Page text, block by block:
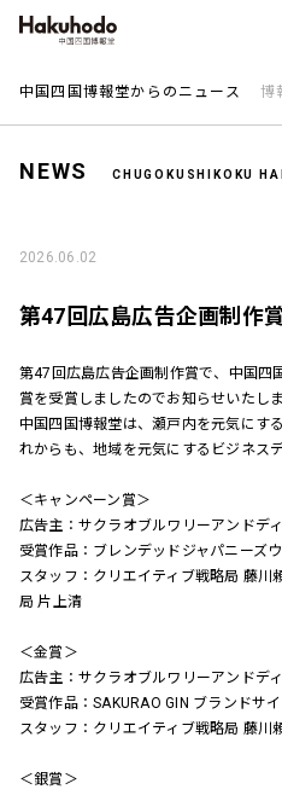
中国四国博報堂からのニュース 博
NEWS CHUGOKUSHIKOKU
2026.06.02
第47回広島広告企画制作
第47回広島広告企画制作賞で、中国四
賞を受賞しましたのでお知らせいたしま
中国四国博報堂は、瀬戸内を元気にす
れからも、地域を元気にするビジネス
＜キャンペーン賞＞
広告主：サクラオブルワリーアンドデ
受賞作品：ブレンデッドジャパニーズウ
スタッフ：クリエイティブ戦略局 藤川
局 片上清
＜金賞＞
広告主：サクラオブルワリーアンドデ
受賞作品：SAKURAO GIN ブランドサ
スタッフ：クリエイティブ戦略局 藤川
＜銀賞＞